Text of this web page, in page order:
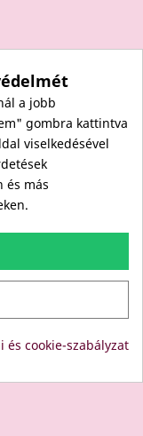
Bt. - BODICO
a jobb
gombra kattintva
viselkedésével
és más
és cookie-szabályzat